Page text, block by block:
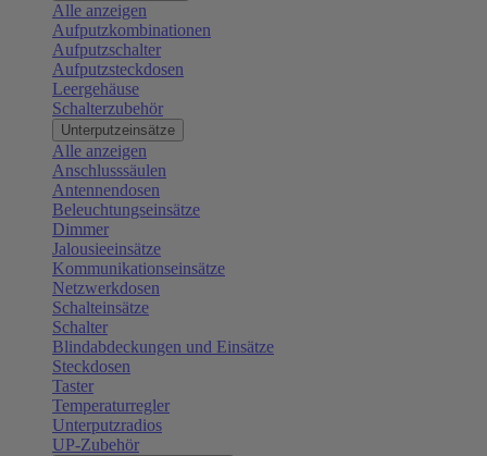
Alle anzeigen
Aufputzkombinationen
Aufputzschalter
Aufputzsteckdosen
Leergehäuse
Schalterzubehör
Unterputzeinsätze
Alle anzeigen
Anschlusssäulen
Antennendosen
Beleuchtungseinsätze
Dimmer
Jalousieeinsätze
Kommunikationseinsätze
Netzwerkdosen
Schalteinsätze
Schalter
Blindabdeckungen und Einsätze
Steckdosen
Taster
Temperaturregler
Unterputzradios
UP-Zubehör